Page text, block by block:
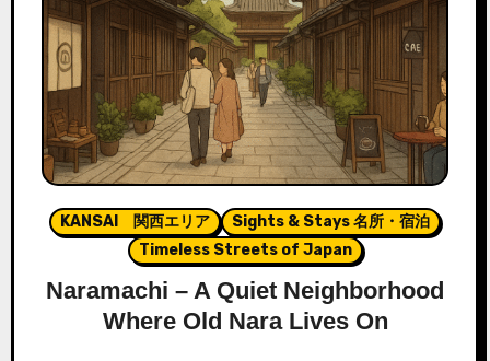
KANSAI 関西エリア
Sights & Stays 名所・宿泊
Timeless Streets of Japan
Naramachi – A Quiet Neighborhood
Where Old Nara Lives On